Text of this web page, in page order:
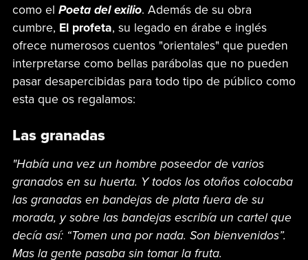
como el Poeta del exilio. Además de su obra
cumbre, El profeta, su legado en árabe e inglés
ofrece numerosos cuentos "orientales" que pueden
interpretarse como bellas parábolas que no pueden
pasar desapercibidas para todo tipo de público como
esta que os regalamos:
Las granadas
"Había una vez un hombre poseedor de varios
granados en su huerta. Y todos los otoños colocaba
las granadas en bandejas de plata fuera de su
morada, y sobre las bandejas escribía un cartel que
decía así: “Tomen una por nada. Son bienvenidos”.
Mas la gente pasaba sin tomar la fruta.